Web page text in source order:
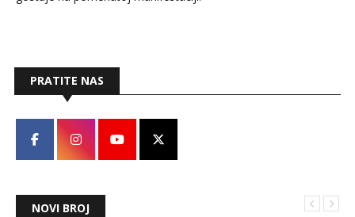
PRATITE NAS
NOVI BROJ